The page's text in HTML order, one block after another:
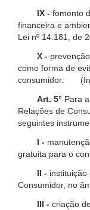
IX - fomento
financeira e
Lei nº 14.181, de
X -
como forma de
consumidor.
Art. 5° Para
Relações de
seguintes
I -
gratuita para o
II - instituição
Consumidor, no
III - criação